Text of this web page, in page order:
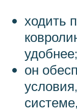
ходить
удобнее;
он